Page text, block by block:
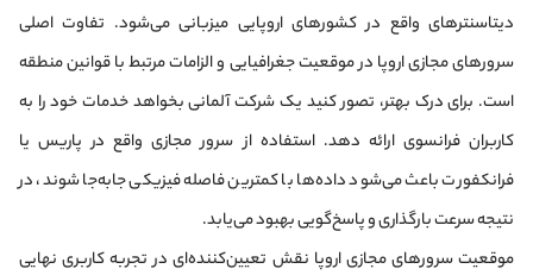
دیتاسنترهای واقع در کشورهای اروپایی میزبانی می‌شود. تفاوت اصلی
سرورهای مجازی اروپا در موقعیت جغرافیایی و الزامات مرتبط با قوانین منطقه
است. برای درک بهتر، تصور کنید یک شرکت آلمانی بخواهد خدمات خود را به
کاربران فرانسوی ارائه دهد. استفاده از سرور مجازی واقع در پاریس یا
فرانکفورت باعث می‌شود داده‌ها با کمترین فاصله فیزیکی جابه‌جا شوند، در
نتیجه سرعت بارگذاری و پاسخ‌گویی بهبود می‌یابد.
موقعیت سرورهای مجازی اروپا نقش تعیین‌کننده‌ای در تجربه کاربری نهایی